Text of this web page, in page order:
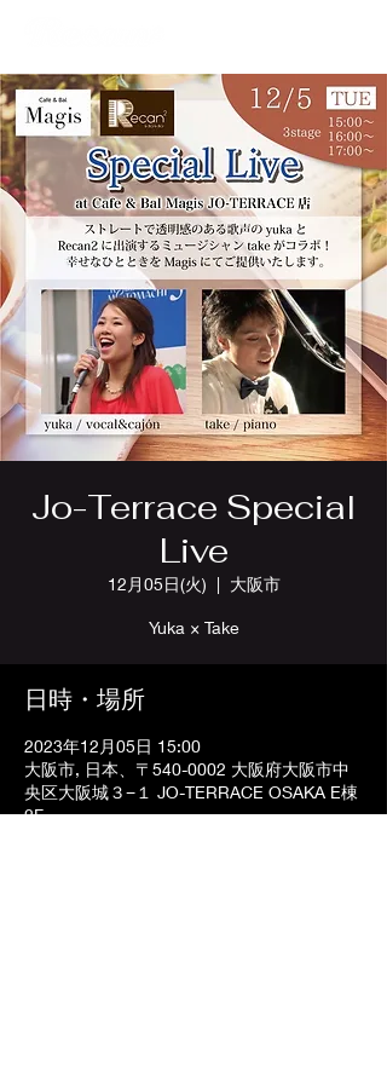
Jo-Terrace Special
Live
12月05日(火)
  |
大阪市
Yuka × Take
日時・場所
2023年12月05日 15:00
大阪市, 日本、〒540-0002 大阪府大阪市中
央区大阪城３−１ JO-TERRACE OSAKA E棟
2F